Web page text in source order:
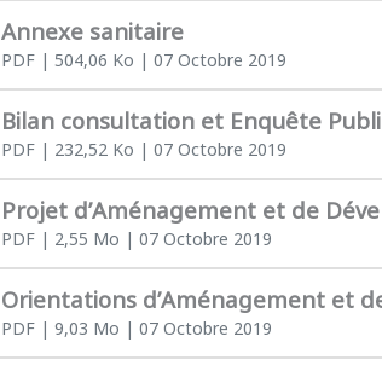
Annexe sanitaire
PDF| 504,06 Ko | 07 Octobre 2019
Bilan consultation et Enquête
PDF| 232,52 Ko | 07 Octobre 2019
Projet d’Aménagement et de
PDF| 2,55 Mo | 07 Octobre 2019
Orientations d’Aménagement et
PDF| 9,03 Mo | 07 Octobre 2019